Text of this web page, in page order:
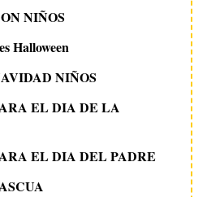
NIÑOS
Halloween
NIÑOS
EL DIA DE LA
EL DIA DEL PADRE